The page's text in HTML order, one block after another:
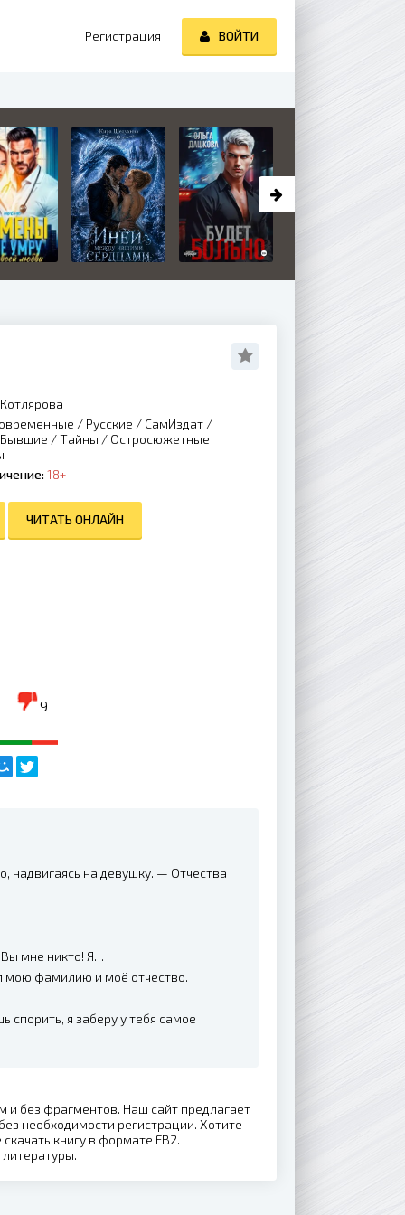
/ Русские / СамИздат /
Бывшие /Тайны / Остросюжетные
18+
ЧИТАТЬ ОНЛАЙН
9
надвигаясь на девушку. — Отчества
мне никто! Я…
мою фамилию и моё отчество.
спорить, я заберу у тебя самое
и без фрагментов. Наш сайт предлагает
необходимости регистрации. Хотите
книгу в формате FB2.
Регистрация ВОЙТИ